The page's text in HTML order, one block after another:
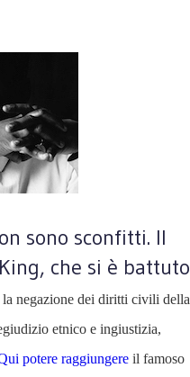
sono sconfitti. Il
che si è battuto
la negazione dei diritti civili della
etnico e ingiustizia,
ui potere raggiungere il famoso